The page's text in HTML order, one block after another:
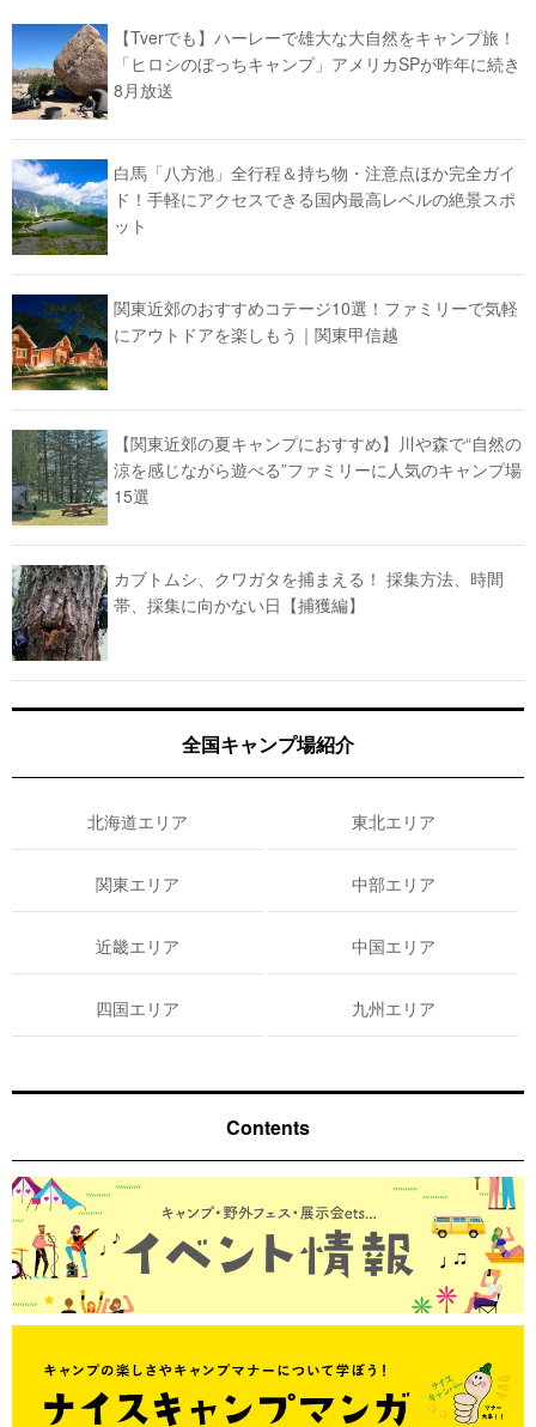
【Tverでも】ハーレーで雄大な大自然をキャンプ旅！
「ヒロシのぼっちキャンプ」アメリカSPが昨年に続き
8月放送
白馬「八方池」全行程＆持ち物・注意点ほか完全ガイ
ド！手軽にアクセスできる国内最高レベルの絶景スポ
ット
関東近郊のおすすめコテージ10選！ファミリーで気軽
にアウトドアを楽しもう｜関東甲信越
【関東近郊の夏キャンプにおすすめ】川や森で“自然の
涼を感じながら遊べる”ファミリーに人気のキャンプ場
15選
カブトムシ、クワガタを捕まえる！ 採集方法、時間
帯、採集に向かない日【捕獲編】
全国キャンプ場紹介
北海道エリア 東北エリア
関東エリア 中部エリア
近畿エリア 中国エリア
四国エリア 九州エリア
Contents